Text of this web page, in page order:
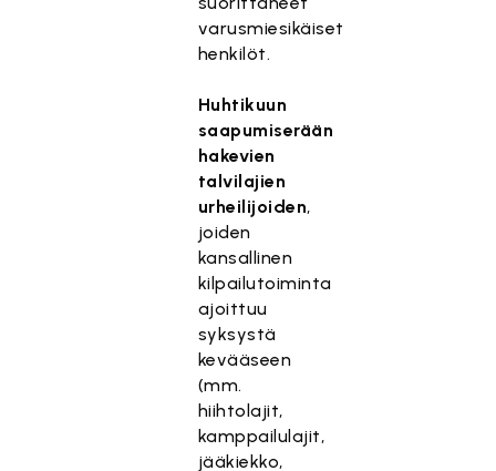
varusmiesikäiset
henkilöt.
Huhtikuun
saapumiserään
hakevien
talvilajien
urheilijoiden,
joiden
kansallinen
kilpailutoiminta
ajoittuu
syksystä
kevääseen
(mm.
hiihtolajit,
kamppailulajit,
jääkiekko,